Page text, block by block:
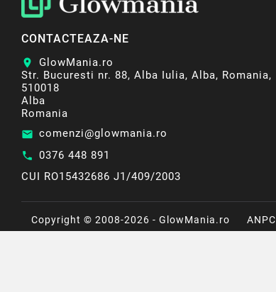
CONTACTEAZA-NE
location_on
GlowMania.ro
Str. Bucuresti nr. 88, Alba Iulia, Alba, Romania,
510018
Alba
Romania
email comenzi@glowmania.ro
call 0376 448 891
CUI RO15432686 J1/409/2003
Copyright © 2008-2026 - GlowMania.ro ANPC